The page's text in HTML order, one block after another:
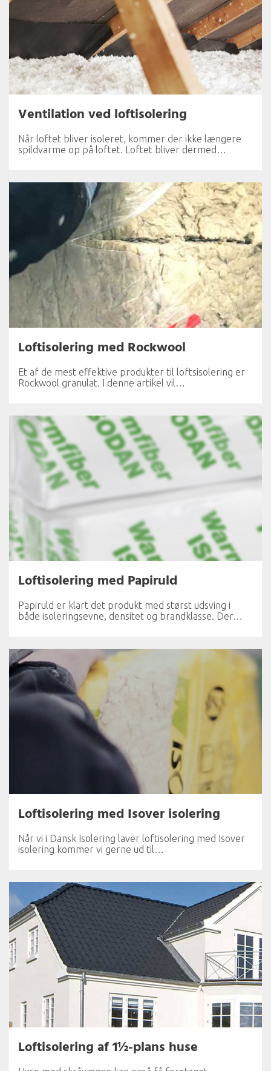
Ventilation ved loftisolering
Når loftet bliver isoleret, kommer der ikke længere
spildvarme op på loftet. Loftet bliver dermed…
Loftisolering med Rockwool
Et af de mest effektive produkter til loftsisolering er
Rockwool granulat. I denne artikel vil…
Loftisolering med Papiruld
Papiruld er klart det produkt med størst udsving i
både isoleringsevne, densitet og brandklasse. Der…
Loftisolering med Isover isolering
Når vi i Dansk Isolering laver loftisolering med Isover
isolering kommer vi gerne ud til…
Loftisolering af 1½-plans huse